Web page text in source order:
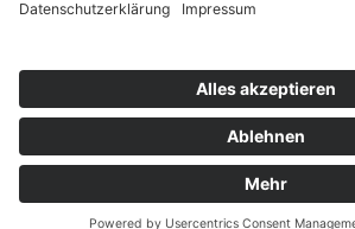
Datenschutzerklärung
© 2026 SCHNAUZEN-KONTOR. Alle